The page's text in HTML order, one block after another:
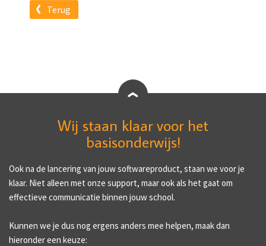
Terug
Wij staan klaar voor het
basisonderwijs!
Ook na de lancering van jouw softwareproduct, staan we voor je
klaar. Niet alleen met onze support, maar ook als het gaat om
effectieve communicatie binnen jouw school.
Kunnen we je dus nog ergens anders mee helpen, maak dan
hieronder een keuze: